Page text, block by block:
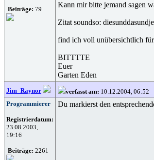
Beiträge: 79
Kann mir bitte jemand sagen
Zitat soundso:
find ich voll unübersichtlich für
BITTTTE
Euer
Garten Eden
Jim_Raynor verfasst am: 10.12.2004, 06:52
Programmierer
Registrierdatum:
23.08.2003,
19:16
Beiträge: 2261
Du markierst den